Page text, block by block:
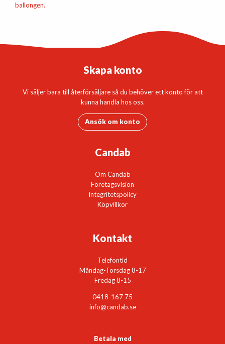
ballongen.
Skapa konto
Vi säljer bara till återförsäljare så du behöver ett konto för att
kunna handla hos oss.
Ansök om konto
Candab
Om Candab
Företagsvision
Integritetspolicy
Köpvillkor
Kontakt
Telefontid
Måndag-Torsdag 8-17
Fredag 8-15
0418-167 75
info@candab.se
Betala med